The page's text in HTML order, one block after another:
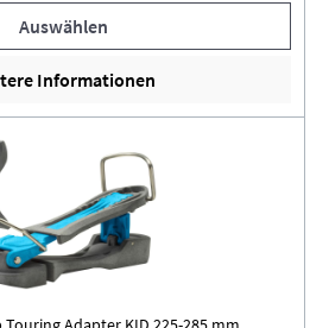
Auswählen
Informationen